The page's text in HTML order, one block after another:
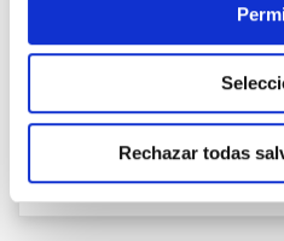
Rechazar todas
capacidad: 50